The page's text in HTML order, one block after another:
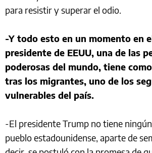
para resistir y superar el odio.
-Y todo esto en un momento en
presidente de EEUU, una de las
poderosas del mundo, tiene
tras los migrantes, uno de los
vulnerables del país.
-El presidente Trump no tiene
pueblo estadounidense, aparte de